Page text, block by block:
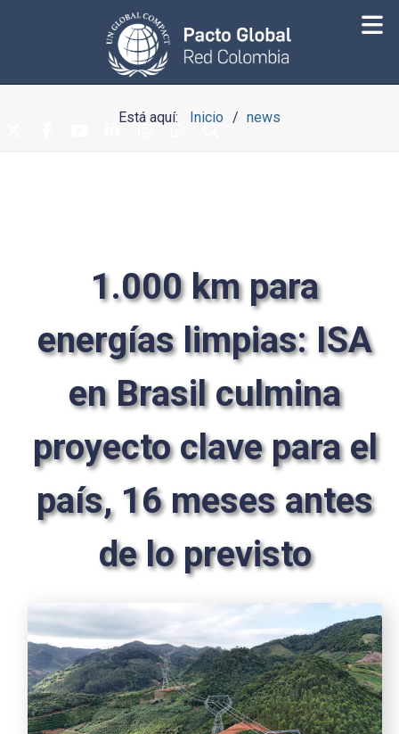
Está aquí: Inicio news
1.000 km para
energías limpias: ISA
en Brasil culmina
proyecto clave para el
país, 16 meses antes
de lo previsto